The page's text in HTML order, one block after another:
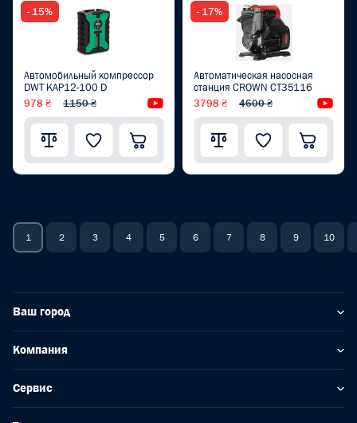
- 15%
Автомобильный компрессор
DWT KAP12-100 D
978 ₴ 1150 ₴ Видеообзор
- 17%
Автоматическая насосная
станция CROWN CT35116
3798 ₴ 4600 ₴
1 2 3 4 5 6 7 8 9 10
Ваш город
Компания
Сервис